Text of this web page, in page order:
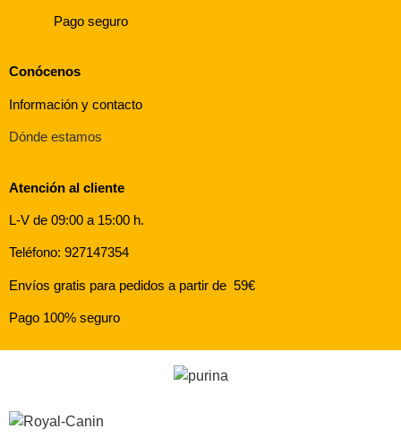
Pago seguro
Conócenos
Información y contacto
Dónde estamos
Atención al cliente
L-V de 09:00 a 15:00 h.
Teléfono: 927147354
Envíos gratis para pedidos a partir de 59€
Pago 100% seguro